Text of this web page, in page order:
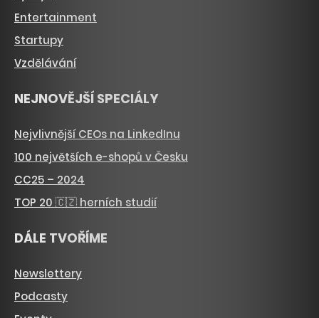
Entertainment
Startupy
Vzdělávání
NEJNOVĚJŠÍ SPECIÁLY
Nejvlivnější CEOs na LinkedInu
100 největších e-shopů v Česku
CC25 – 2024
TOP 20 🇨🇿 herních studií
DÁLE TVOŘÍME
Newslettery
Podcasty